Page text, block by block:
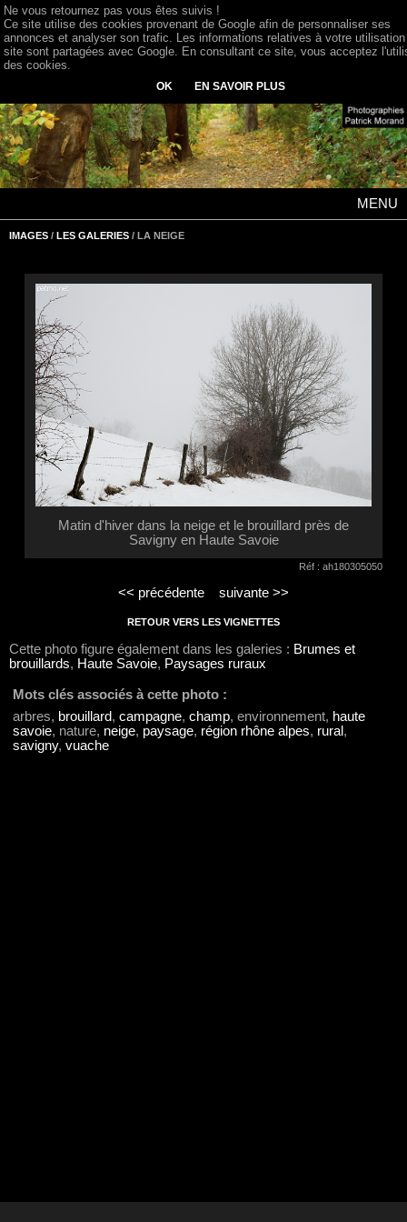
MENU
IMAGES / LES GALERIES / LA NEIGE
Matin d'hiver dans la neige et le brouillard près de
Savigny en Haute Savoie
Réf : ah180305050
<< précédente suivante >>
RETOUR VERS LES VIGNETTES
Cette photo figure également dans les galeries : Brumes et
brouillards, Haute Savoie, Paysages ruraux
Mots clés associés à cette photo :
arbres, brouillard, campagne, champ, environnement, haute
savoie, nature, neige, paysage, région rhône alpes, rural,
savigny, vuache
Ne vous retournez pas vous êtes suivis !
Ce site utilise des cookies provenant de Google afin de personnaliser ses
annonces et analyser son trafic. Les informations relatives à votre
site sont partagées avec Google. En consultant ce site, vous acceptez
des cookies.
OK EN SAVOIR PLUS